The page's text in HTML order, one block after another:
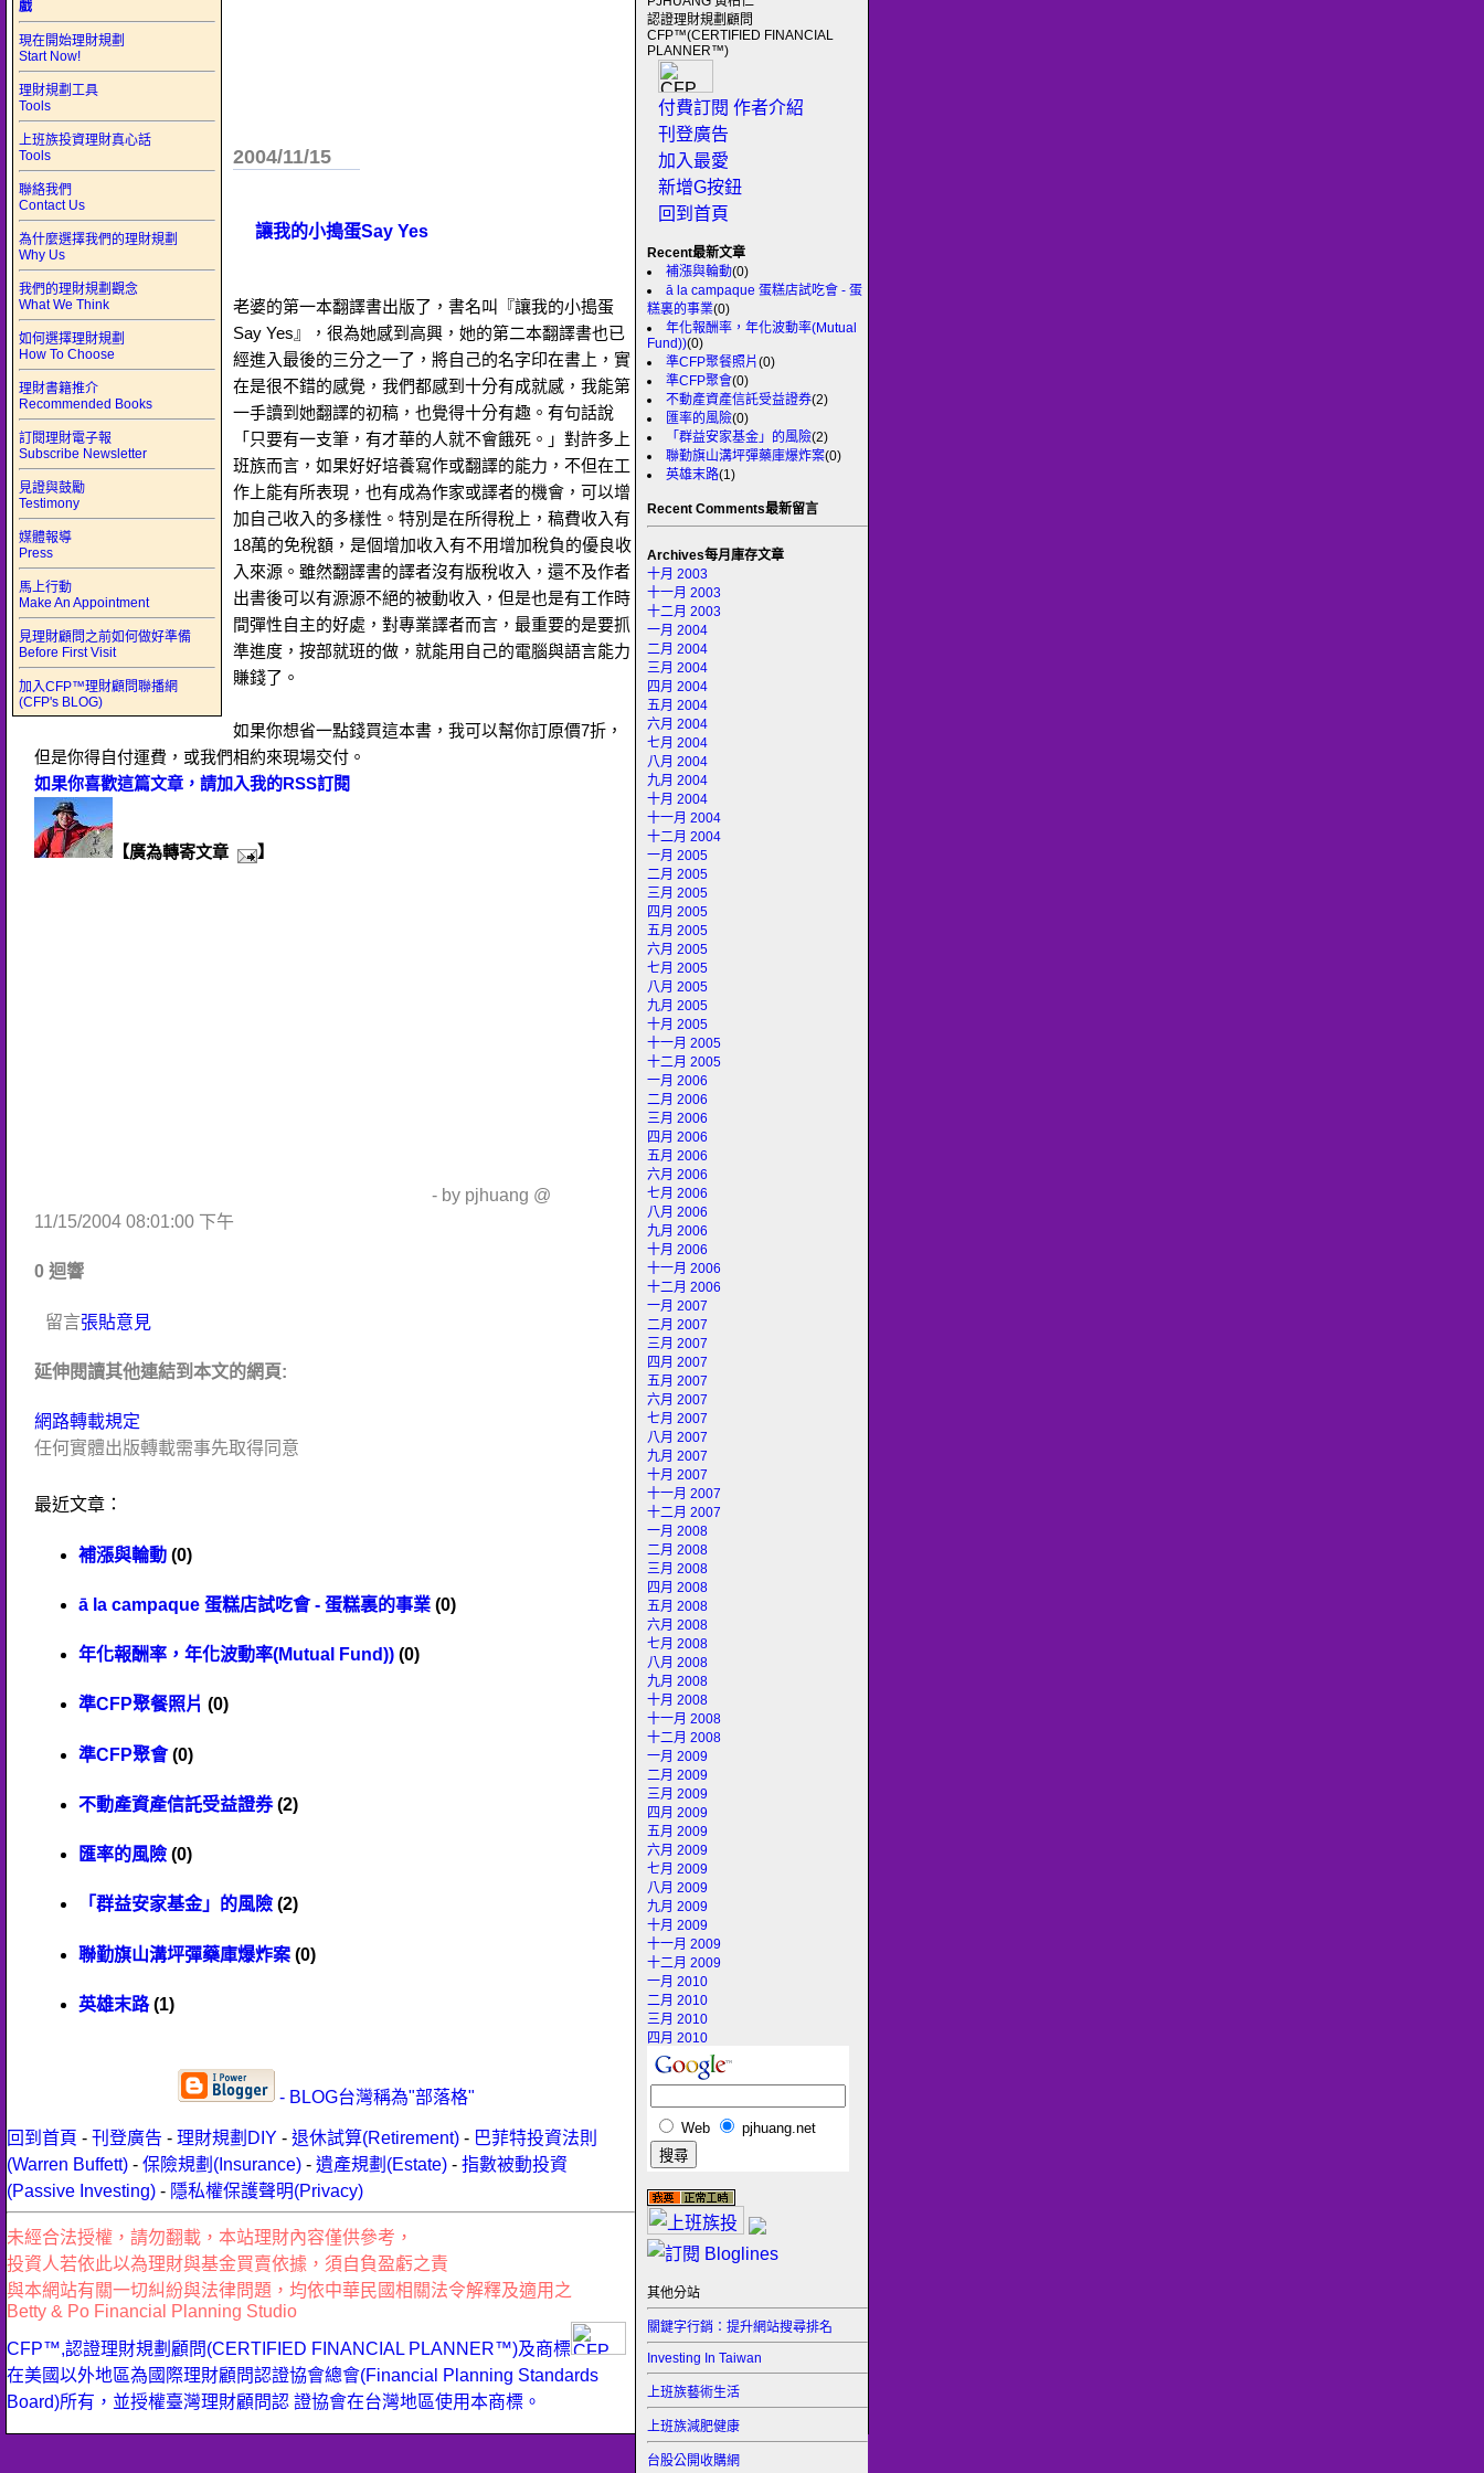
認證理財規劃顧問
CFP™(CERTIFIED FINANCIAL
PLANNER™)
付費訂閱 作者介紹
刊登廣告
加入最愛
新增G按鈕
回到首頁
Recent最新文章
補漲與輪動(0)
ā la campaque 蛋糕店試吃會 - 蛋
糕裏的事業(0)
年化報酬率，年化波動率(Mutual
Fund))(0)
準CFP聚餐照片(0)
準CFP聚會(0)
不動產資產信託受益證券(2)
匯率的風險(0)
「群益安家基金」的風險(2)
聯勤旗山溝坪彈藥庫爆炸案(0)
英雄末路(1)
Recent Comments最新留言
Archives每月庫存文章
十月 2003
十一月 2003
十二月 2003
一月 2004
二月 2004
三月 2004
四月 2004
五月 2004
六月 2004
七月 2004
八月 2004
九月 2004
十月 2004
十一月 2004
十二月 2004
一月 2005
二月 2005
三月 2005
四月 2005
五月 2005
六月 2005
七月 2005
八月 2005
九月 2005
十月 2005
十一月 2005
十二月 2005
一月 2006
二月 2006
三月 2006
四月 2006
五月 2006
六月 2006
七月 2006
八月 2006
九月 2006
十月 2006
十一月 2006
十二月 2006
一月 2007
二月 2007
三月 2007
四月 2007
五月 2007
六月 2007
七月 2007
八月 2007
九月 2007
十月 2007
十一月 2007
十二月 2007
一月 2008
二月 2008
三月 2008
四月 2008
五月 2008
六月 2008
七月 2008
八月 2008
九月 2008
十月 2008
十一月 2008
十二月 2008
一月 2009
二月 2009
三月 2009
四月 2009
五月 2009
六月 2009
七月 2009
八月 2009
九月 2009
十月 2009
十一月 2009
十二月 2009
一月 2010
二月 2010
三月 2010
四月 2010
Web pjhuang.net
其他分站
關鍵字行銷：提升網站搜尋排名
Investing In Taiwan
上班族藝術生活
上班族減肥健康
台股公開收購網
戲
現在開始理財規劃
Start Now!
理財規劃工具
Tools
上班族投資理財真心話
Tools
聯絡我們
Contact Us
為什麼選擇我們的理財規劃
Why Us
我們的理財規劃觀念
What We Think
如何選擇理財規劃
How To Choose
理財書籍推介
Recommended Books
訂閱理財電子報
Subscribe Newsletter
見證與鼓勵
Testimony
媒體報導
Press
馬上行動
Make An Appointment
見理財顧問之前如何做好準備
Before First Visit
加入CFP™理財顧問聯播網
(CFP's BLOG)
2004/11/15
讓我的小搗蛋Say Yes
老婆的第一本翻譯書出版了，書名叫『讓我的小搗蛋
Say Yes』，很為她感到高興，她的第二本翻譯書也已
經進入最後的三分之一了，將自己的名字印在書上，實
在是很不錯的感覺，我們都感到十分有成就感，我能第
一手讀到她翻譯的初稿，也覺得十分有趣。有句話說
「只要有一支筆，有才華的人就不會餓死。」對許多上
班族而言，如果好好培養寫作或翻譯的能力，不但在工
作上能有所表現，也有成為作家或譯者的機會，可以增
加自己收入的多樣性。特別是在所得稅上，稿費收入有
18萬的免稅額，是個增加收入有不用增加稅負的優良收
入來源。雖然翻譯書的譯者沒有版稅收入，還不及作者
出書後可以有源源不絕的被動收入，但是也是有工作時
間彈性自主的好處，對專業譯者而言，最重要的是要抓
準進度，按部就班的做，就能用自己的電腦與語言能力
賺錢了。
如果你想省一點錢買這本書，我可以幫你訂原價7折，
但是你得自付運費，或我們相約來現場交付。
如果你喜歡這篇文章，請加入我的RSS訂閱
【廣為轉寄文章 】
- by pjhuang @
11/15/2004 08:01:00 下午
0 迴響
留言張貼意見
延伸閱讀其他連結到本文的網頁:
網路轉載規定
任何實體出版轉載需事先取得同意
最近文章：
補漲與輪動 (0)
ā la campaque 蛋糕店試吃會 - 蛋糕裏的事業 (0)
年化報酬率，年化波動率(Mutual Fund)) (0)
準CFP聚餐照片 (0)
準CFP聚會(0)
不動產資產信託受益證券(2)
匯率的風險 (0)
「群益安家基金」的風險 (2)
聯勤旗山溝坪彈藥庫爆炸案 (0)
英雄末路(1)
- BLOG台灣稱為"部落格"
回到首頁 - 刊登廣告 - 理財規劃DIY - 退休試算(Retirement) - 巴菲特投資法則
(Warren Buffett) - 保險規劃(Insurance) - 遺產規劃(Estate) - 指數被動投資
(Passive Investing) - 隱私權保護聲明(Privacy)
未經合法授權，請勿翻載，本站理財內容僅供參考，
投資人若依此以為理財與基金買賣依據，須自負盈虧之責
與本網站有關一切糾紛與法律問題，均依中華民國相關法令解釋及適用之
Betty & Po Financial Planning Studio
CFP™,認證理財規劃顧問(CERTIFIED FINANCIAL PLANNER™)及商標
在美國以外地區為國際理財顧問認證協會總會(Financial Planning Standards
Board)所有，並授權臺灣理財顧問認 證協會在台灣地區使用本商標。